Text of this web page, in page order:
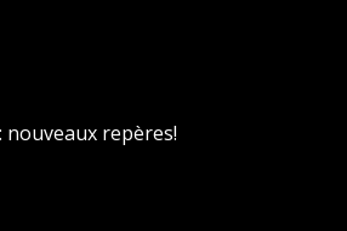
nouveaux repères!